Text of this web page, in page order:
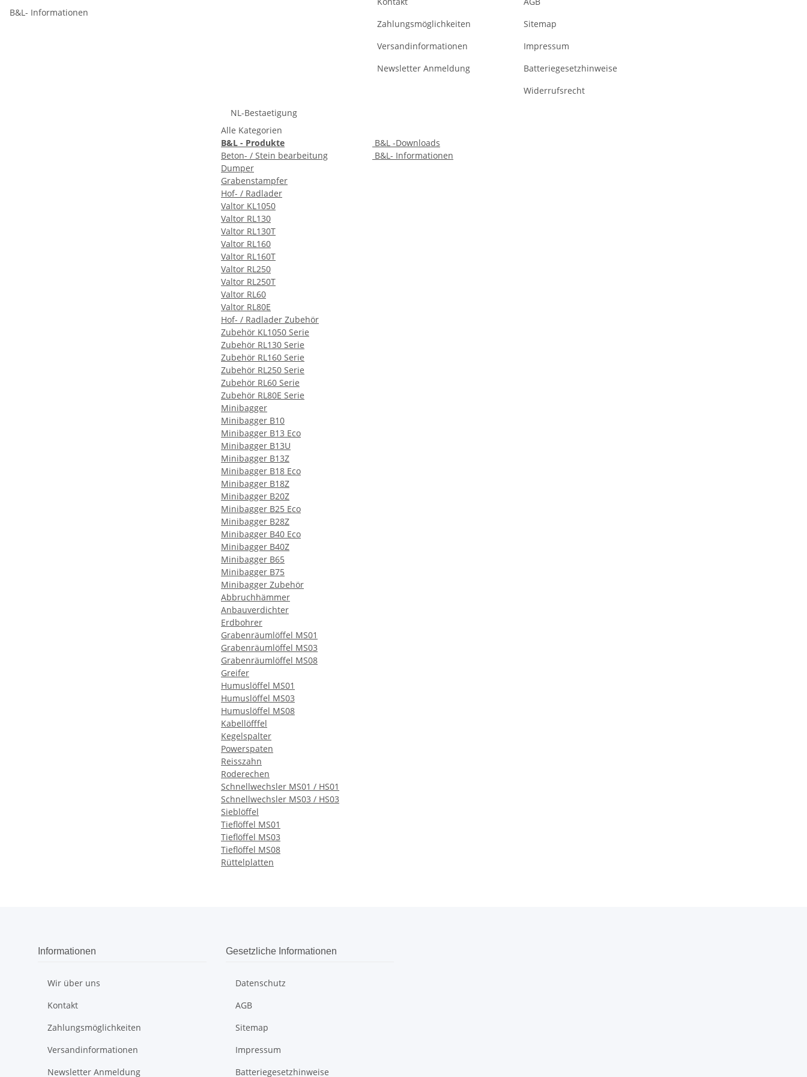
Zahlungsmöglichkeiten
Versandinformationen
Newsletter Anmeldung
Sitemap
Impressum
Batteriegesetzhinweise
Widerrufsrecht
NL-Bestaetigung
Alle Kategorien
B&L - Produkte
Beton- / Stein bearbeitung
Dumper
Grabenstampfer
Hof- / Radlader
Valtor KL1050
Valtor RL130
Valtor RL130T
Valtor RL160
Valtor RL160T
Valtor RL250
Valtor RL250T
Valtor RL60
Valtor RL80E
Hof- / Radlader Zubehör
Zubehör KL1050 Serie
Zubehör RL130 Serie
Zubehör RL160 Serie
Zubehör RL250 Serie
Zubehör RL60 Serie
Zubehör RL80E Serie
Minibagger
Minibagger B10
Minibagger B13 Eco
Minibagger B13U
Minibagger B13Z
Minibagger B18 Eco
Minibagger B18Z
Minibagger B20Z
Minibagger B25 Eco
Minibagger B28Z
Minibagger B40 Eco
Minibagger B40Z
Minibagger B65
Minibagger B75
Minibagger Zubehör
Abbruchhämmer
Anbauverdichter
Erdbohrer
Grabenräumlöffel MS01
Grabenräumlöffel MS03
Grabenräumlöffel MS08
Greifer
Humuslöffel MS01
Humuslöffel MS03
Humuslöffel MS08
Kabellöfffel
Kegelspalter
Powerspaten
Reisszahn
Roderechen
Schnellwechsler MS01 / HS01
Schnellwechsler MS03 / HS03
Sieblöffel
Tieflöffel MS01
Tieflöffel MS03
Tieflöffel MS08
Rüttelplatten
B&L -Downloads
B&L- Informationen
B&L- Informationen
Informationen
Wir über uns
Kontakt
Zahlungsmöglichkeiten
Versandinformationen
Newsletter Anmeldung
Gesetzliche Informationen
Datenschutz
AGB
Sitemap
Impressum
Batteriegesetzhinweise